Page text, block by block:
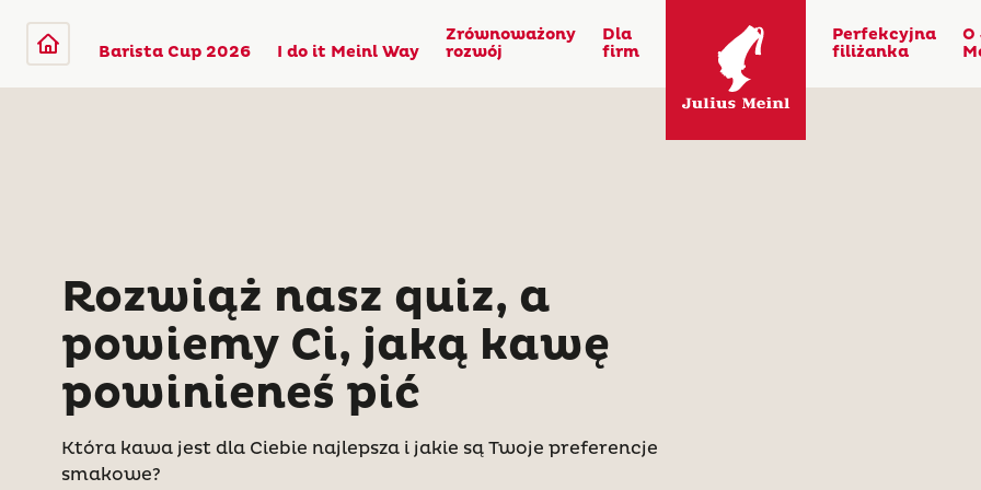
Barista Cup 2026 I do it Meinl Way
Zrównoważony
rozwój
Dla
firm
Perfekcyjna
filiżanka
O
Rozwiąż nasz quiz, a
powiemy Ci, jaką kawę
powinieneś pić
Która kawa jest dla Ciebie najlepsza i jakie są Twoje preferencje
smakowe?